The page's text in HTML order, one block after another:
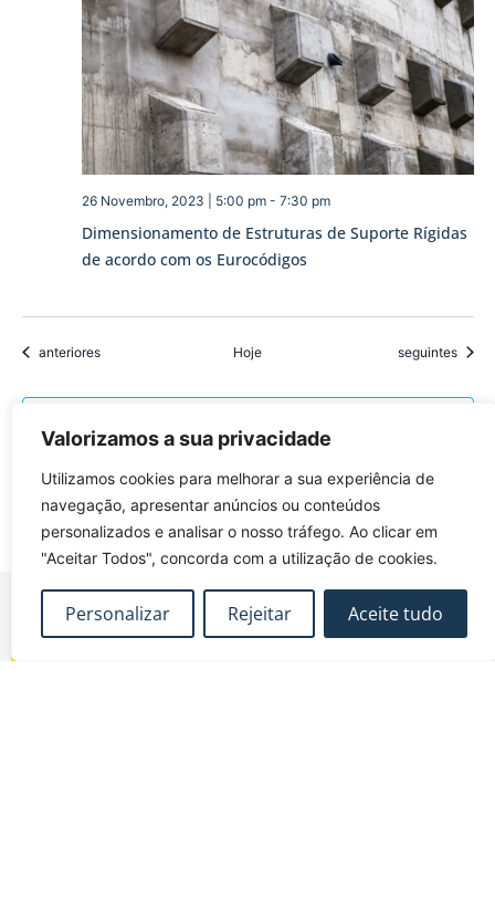
Valorizamos a sua privacidade
Utilizamos cookies para melhorar a sua experiência de
navegação, apresentar anúncios ou conteúdos
personalizados e analisar o nosso tráfego. Ao clicar em
"Aceitar Todos", concorda com a utilização de cookies.
Personalizar Rejeitar Aceite tudo
Dimensionamento de Estruturas de Suporte Rígidas
de acordo com os Eurocódigos
26 Novembro, 2023 | 5:00 pm- 7:30 pm
Eventos
anteriores Hoje Eventos
seguintes